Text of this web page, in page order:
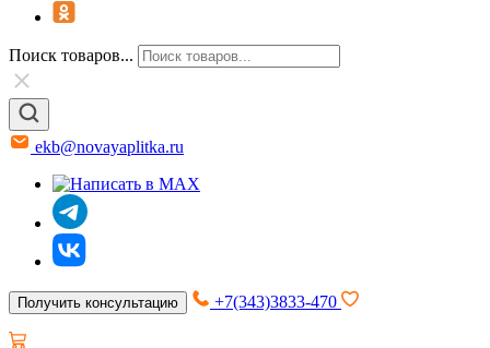
Поиск товаров...
ekb@novayaplitka.ru
Получить консультацию +7(343)3833-470